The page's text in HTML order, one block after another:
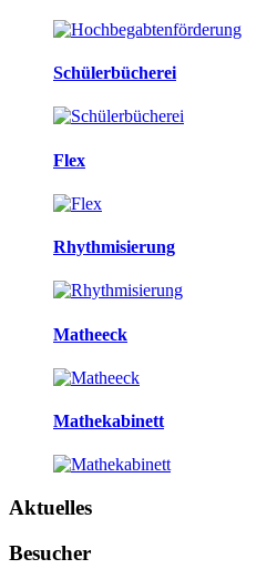
Schülerbücherei
Flex
Rhythmisierung
Matheeck
Mathekabinett
Aktuelles
Besucher